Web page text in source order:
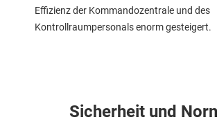
Effizienz der Kommandozentrale und des
Kontrollraumpersonals enorm gesteigert.
Sicherheit und